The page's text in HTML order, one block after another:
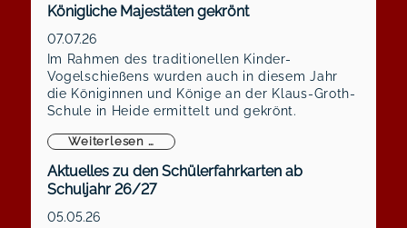
Königliche Majestäten gekrönt
07.07.26
Im Rahmen des traditionellen Kinder-
Vogelschießens wurden auch in diesem Jahr
die Königinnen und Könige an der Klaus-Groth-
Schule in Heide ermittelt und gekrönt.
Weiterlesen …Königliche Majestäten gekrönt
Aktuelles zu den Schülerfahrkarten ab
Schuljahr 26/27
05.05.26